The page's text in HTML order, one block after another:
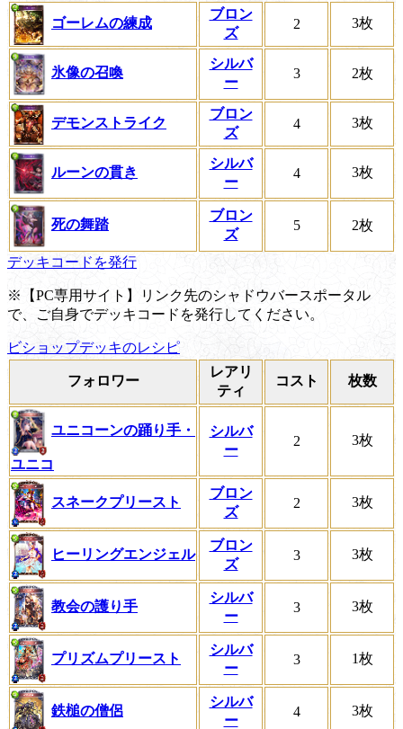
ゴーレムの練成
ブロン
ズ
2 3枚
氷像の召喚
シルバ
ー
3 2枚
デモンストライク
ブロン
ズ
4 3枚
ルーンの貫き
シルバ
ー
4 3枚
死の舞踏
ブロン
ズ
5 2枚
デッキコードを発行
※【PC専用サイト】リンク先のシャドウバースポータル
で、ご自身でデッキコードを発行してください。
ビショップデッキのレシピ
フォロワー
レアリ
ティ
コスト 枚数
ユニコーンの踊り手・
ユニコ
シルバ
ー
2 3枚
スネークプリースト
ブロン
ズ
2 3枚
ヒーリングエンジェル
ブロン
ズ
3 3枚
教会の護り手
シルバ
ー
3 3枚
プリズムプリースト
シルバ
ー
3 1枚
鉄槌の僧侶
シルバ
ー
4 3枚